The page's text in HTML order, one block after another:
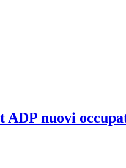
nuovi